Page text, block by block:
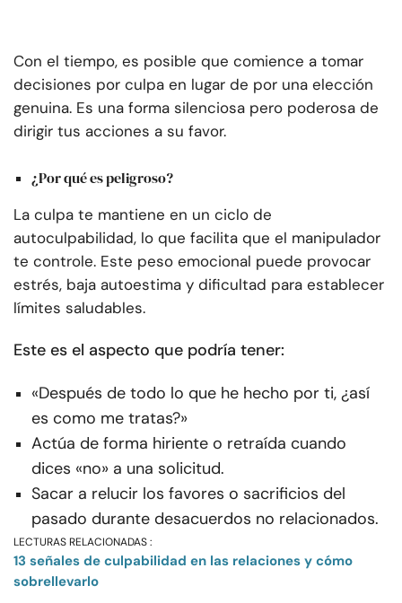
Con el tiempo, es posible que comience a tomar
decisiones por culpa en lugar de por una elección
genuina. Es una forma silenciosa pero poderosa de
dirigir tus acciones a su favor.
¿Por qué es peligroso?
La culpa te mantiene en un ciclo de
autoculpabilidad, lo que facilita que el manipulador
te controle. Este peso emocional puede provocar
estrés, baja autoestima y dificultad para establecer
límites saludables.
Este es el aspecto que podría tener:
«Después de todo lo que he hecho por ti, ¿así
es como me tratas?»
Actúa de forma hiriente o retraída cuando
dices «no» a una solicitud.
Sacar a relucir los favores o sacrificios del
pasado durante desacuerdos no relacionados.
LECTURAS RELACIONADAS :
13 señales de culpabilidad en las relaciones y cómo
sobrellevarlo